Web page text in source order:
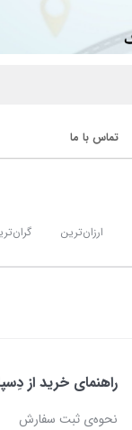
تماس با ما
ارزان‌ترین
راهنمای خرید از
نحوه‌ی ثبت سفارش